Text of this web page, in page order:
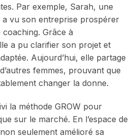
Par exemple, Sarah, une
vu son entreprise prospérer
Grâce à
a pu clarifier son projet et
Aujourd’hui, elle partage
femmes, prouvant que
changer la donne.
la méthode GROW pour
sur le marché. En l’espace de
seulement amélioré sa